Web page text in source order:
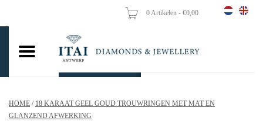
0 Artikelen - €0,00
Trouwringen
Hangers
HOME / 18 KARAAT GEEL GOUD TROUWRINGEN MET MAT EN
GLANZEND AFWERKING